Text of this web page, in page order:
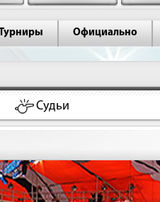
Турниры Официально
Судьи